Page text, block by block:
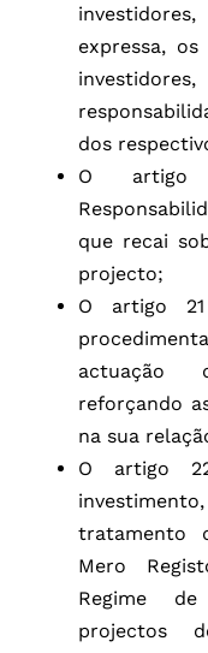
expressa,
dos
O artigo
que recai
projecto;
O artigo
actuação
reforçando
na sua
O artigo
tratamento
Mero
Regime
projectos